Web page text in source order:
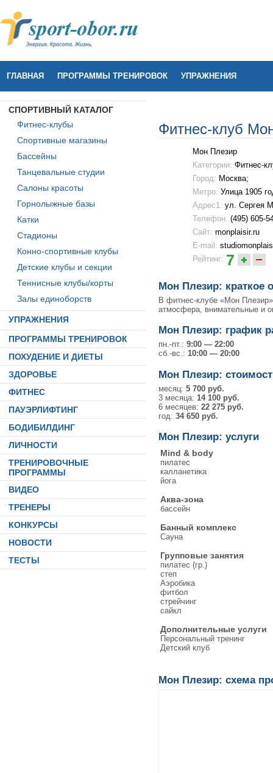
ГЛАВНАЯ ПРОГРАММЫ ТРЕНИРОВОК УПРАЖНЕНИЯ
СПОРТИВНЫЙ КАТАЛОГ
Фитнес-клубы
Спортивные магазины
Бассейны
Танцевальные студии
Салоны красоты
Горнолыжные базы
Катки
Стадионы
Конно-спортивные клубы
Детские клубы и секции
Теннисные клубы/корты
Залы единоборств
УПРАЖНЕНИЯ
ПРОГРАММЫ ТРЕНИРОВОК
ПОХУДЕНИЕ И ДИЕТЫ
ЗДОРОВЬЕ
ФИТНЕС
ПАУЭРЛИФТИНГ
БОДИБИЛДИНГ
ЛИЧНОСТИ
ТРЕНИРОВОЧНЫЕ
ПРОГРАММЫ
ВИДЕО
ТРЕНЕРЫ
КОНКУРСЫ
НОВОСТИ
ТЕСТЫ
Фитнес-клуб
Мон Плезир
Категории: Фитнес-
Город: Москва;
Метро: Улица 1905
Адрес1: ул. Сергея
Телефон: (495) 605-
Сайт: monplaisir.ru
E-mail:
Рейтинг: 7
Мон Плезир: краткое
В фитнес-клубе «Мон Плезир»
атмосфера, внимательные и
Мон Плезир: график
пн.-пт.: 9:00 — 22:00
сб.-вс.: 10:00 — 20:00
Мон Плезир:
месяц: 5 700 руб.
3 месяца: 14 100 руб.
6 месяцев: 22 275 руб.
год: 34 650 руб.
Мон Плезир: услуги
Mind & body
пилатес
калланетика
йога
Аква-зона
бассейн
Банный комплекс
Сауна
Групповые занятия
пилатес (гр.)
степ
Аэробика
фитбол
стрейчинг
сайкл
Дополнительные услуги
Персональный тренинг
Детский клуб
Мон Плезир: схема